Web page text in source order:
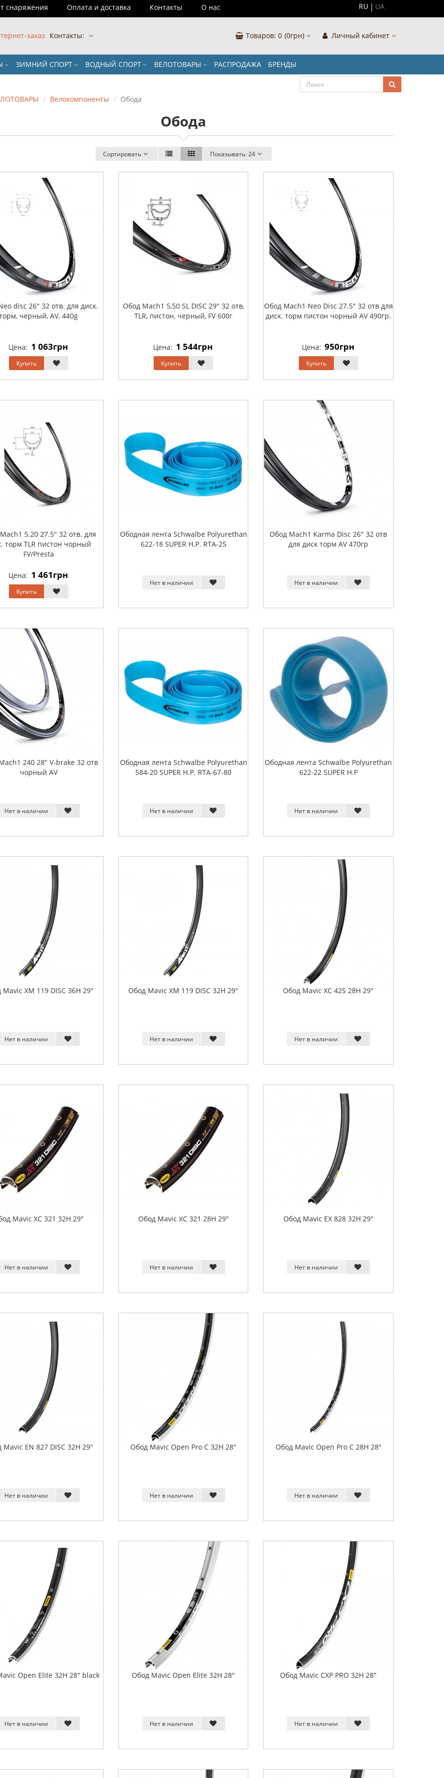
снаряжения Оплата и доставка Контакты О нас RU UA
заказ Контакты: (0грн)
Товаров: 0 Личный кабинет
ЗИМНИЙ СПОРТ ВОДНЫЙ СПОРТ ВЕЛОТОВАРЫ РАСПРОДАЖА БРЕНДЫ
Велокомпоненты Обода
Обода
Сортировать Показывать:24
disc 26" 32 отв. для диск.
черный, AV, 440g
Цена: 1 063грн
Купить
Обод Mach1 5,50 SL DISC 29" 32 отв,
TLR, пистон, черный, FV 600г
Цена: 1 544грн
Купить
Обод Mach1 Neo Disc 27.5" 32 отв для
диск. торм пистон чорный АV 490гр.
Цена: 950грн
Купить
5.20 27.5" 32 отв. для
торм TLR пистон чорный
FV/Presta
Цена: 1 461грн
Купить
Ободная лента Schwalbe Polyurethan
622-18 SUPER H.P. RTA-25
Нет в наличии
Обод Mach1 Karma Disc 26" 32 отв
для диск торм АV 470гр
Нет в наличии
240 28" V-brake 32 отв
чорный AV
Нет в наличии
Ободная лента Schwalbe Polyurethan
584-20 SUPER H.P. RTA-67-80
Нет в наличии
Ободная лента Schwalbe Polyurethan
622-22 SUPER H.P
Нет в наличии
XM 119 DISC 36H 29"
Нет в наличии
Обод Mavic XM 119 DISC 32H 29"
Нет в наличии
Обод Mavic XC 425 28H 29"
Нет в наличии
Mavic XC 321 32H 29"
Нет в наличии
Обод Mavic XC 321 28H 29"
Нет в наличии
Обод Mavic EX 828 32H 29"
Нет в наличии
Mavic EN 827 DISC 32H 29"
Нет в наличии
Обод Mavic Open Pro C 32H 28"
Нет в наличии
Обод Mavic Open Pro C 28H 28"
Нет в наличии
Open Elite 32H 28" black
Нет в наличии
Обод Mavic Open Elite 32H 28"
Нет в наличии
Обод Mavic CXP PRO 32H 28"
Нет в наличии